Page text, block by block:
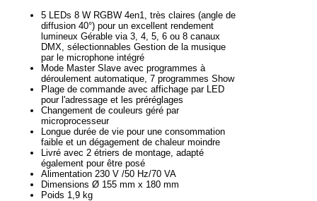
5 LEDs 8 W RGBW 4en1, très claires (angle de
diffusion 40°) pour un excellent rendement
lumineux Gérable via 3, 4, 5, 6 ou 8 canaux
DMX, sélectionnables Gestion de la musique
par le microphone intégré
Mode Master Slave avec programmes à
déroulement automatique, 7 programmes Show
Plage de commande avec affichage par LED
pour l'adressage et les préréglages
Changement de couleurs géré par
microprocesseur
Longue durée de vie pour une consommation
faible et un dégagement de chaleur moindre
Livré avec 2 étriers de montage, adapté
également pour être posé
Alimentation 230 V /50 Hz/70 VA
Dimensions Ø 155 mm x 180 mm
Poids 1,9 kg